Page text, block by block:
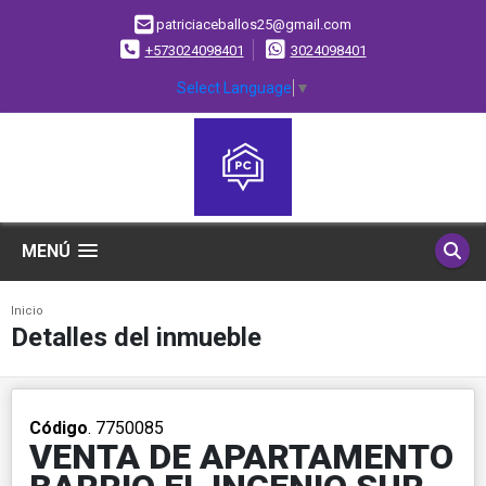
patriciaceballos25@gmail.com
+573024098401
3024098401
Select Language ▼
MENÚ
Inicio
Detalles del inmueble
Código. 7750085
VENTA DE APARTAMENTO